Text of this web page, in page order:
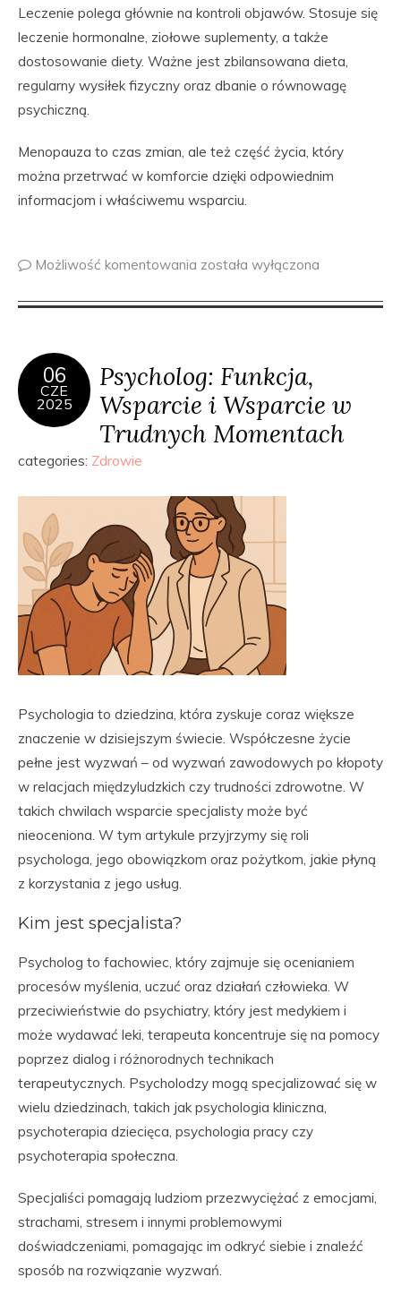
Leczenie polega głównie na kontroli objawów. Stosuje się
leczenie hormonalne, ziołowe suplementy, a także
dostosowanie diety. Ważne jest zbilansowana dieta,
regularny wysiłek fizyczny oraz dbanie o równowagę
psychiczną.
Menopauza to czas zmian, ale też część życia, który
można przetrwać w komforcie dzięki odpowiednim
informacjom i właściwemu wsparciu.
Możliwość komentowania została wyłączona
06
CZE
2025
Psycholog: Funkcja,
Wsparcie i Wsparcie w
Trudnych Momentach
categories: Zdrowie
Psychologia to dziedzina, która zyskuje coraz większe
znaczenie w dzisiejszym świecie. Współczesne życie
pełne jest wyzwań – od wyzwań zawodowych po kłopoty
w relacjach międzyludzkich czy trudności zdrowotne. W
takich chwilach wsparcie specjalisty może być
nieoceniona. W tym artykule przyjrzymy się roli
psychologa, jego obowiązkom oraz pożytkom, jakie płyną
z korzystania z jego usług.
Kim jest specjalista?
Psycholog to fachowiec, który zajmuje się ocenianiem
procesów myślenia, uczuć oraz działań człowieka. W
przeciwieństwie do psychiatry, który jest medykiem i
może wydawać leki, terapeuta koncentruje się na pomocy
poprzez dialog i różnorodnych technikach
terapeutycznych. Psycholodzy mogą specjalizować się w
wielu dziedzinach, takich jak psychologia kliniczna,
psychoterapia dziecięca, psychologia pracy czy
psychoterapia społeczna.
Specjaliści pomagają ludziom przezwyciężać z emocjami,
strachami, stresem i innymi problemowymi
doświadczeniami, pomagając im odkryć siebie i znaleźć
sposób na rozwiązanie wyzwań.